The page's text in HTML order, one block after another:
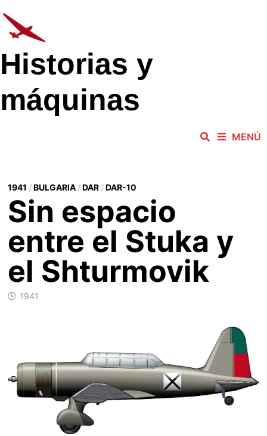
al
contenido
Historias y
máquinas
MENÚ
1941 /BULGARIA/DAR/DAR-10
Sin espacio
entre el Stuka y
el Shturmovik
1941